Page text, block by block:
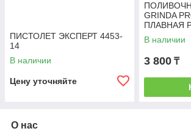
ПИСТОЛЕТ ЭКСПЕРТ 4453-
14
В наличии
Цену уточняйте
GRINDA
ПЛАВНАЯ
В наличии
3 800 ₸
О нас